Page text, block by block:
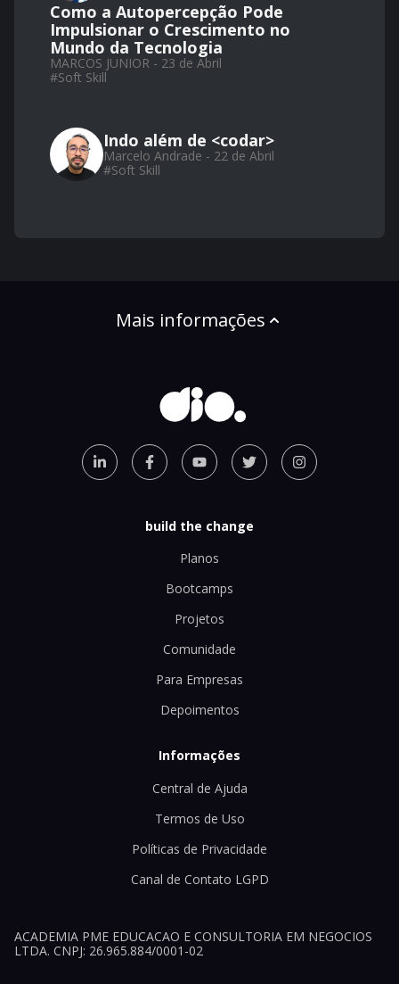
Como a Autopercepção Pode
Impulsionar o Crescimento no
Mundo da Tecnologia
MARCOS JUNIOR - 23 de Abril
#Soft Skill
Indo além de <codar>
Marcelo Andrade - 22 de Abril
#Soft Skill
Mais informações
build the change
Planos
Bootcamps
Projetos
Comunidade
Para Empresas
Depoimentos
Informações
Central de Ajuda
Termos de Uso
Políticas de Privacidade
Canal de Contato LGPD
ACADEMIA PME EDUCACAO E CONSULTORIA EM NEGOCIOS
LTDA. CNPJ: 26.965.884/0001-02